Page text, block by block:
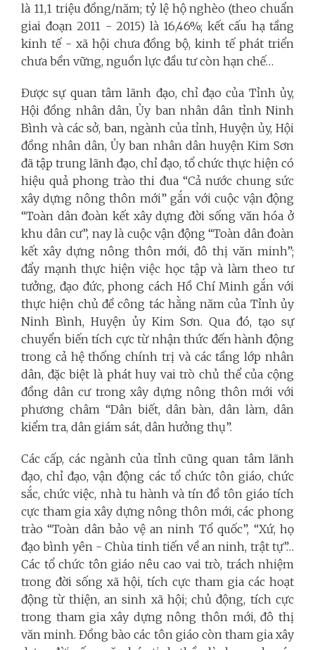
là 11,1 triệu đồng/năm; tỷ lệ hộ nghèo (theo chuẩn
giai đoạn 2011 - 2015) là 16,46%; kết cấu hạ tầng
kinh tế - xã hội chưa đồng bộ, kinh tế phát triển
chưa bền vững, nguồn lực đầu tư còn hạn chế…
Được sự quan tâm lãnh đạo, chỉ đạo của Tỉnh ủy,
Hội đồng nhân dân, Ủy ban nhân dân tỉnh Ninh
Bình và các sở, ban, ngành của tỉnh, Huyện ủy, Hội
đồng nhân dân, Ủy ban nhân dân huyện Kim Sơn
đã tập trung lãnh đạo, chỉ đạo, tổ chức thực hiện có
hiệu quả phong trào thi đua “Cả nước chung sức
xây dựng nông thôn mới” gắn với cuộc vận động
“Toàn dân đoàn kết xây dựng đời sống văn hóa ở
khu dân cư”, nay là cuộc vận động “Toàn dân đoàn
kết xây dựng nông thôn mới, đô thị văn minh”;
đẩy mạnh thực hiện việc học tập và làm theo tư
tưởng, đạo đức, phong cách Hồ Chí Minh gắn với
thực hiện chủ đề công tác hằng năm của Tỉnh ủy
Ninh Bình, Huyện ủy Kim Sơn. Qua đó, tạo sự
chuyển biến tích cực từ nhận thức đến hành động
trong cả hệ thống chính trị và các tầng lớp nhân
dân, đặc biệt là phát huy vai trò chủ thể của cộng
đồng dân cư trong xây dựng nông thôn mới với
phương châm “Dân biết, dân bàn, dân làm, dân
kiểm tra, dân giám sát, dân hưởng thụ”.
Các cấp, các ngành của tỉnh cũng quan tâm lãnh
đạo, chỉ đạo, vận động các tổ chức tôn giáo, chức
sắc, chức việc, nhà tu hành và tín đồ tôn giáo tích
cực tham gia xây dựng nông thôn mới, các phong
trào “Toàn dân bảo vệ an ninh Tổ quốc”, “Xứ, họ
đạo bình yên - Chùa tinh tiến về an ninh, trật tự”…
Các tổ chức tôn giáo nêu cao vai trò, trách nhiệm
trong đời sống xã hội, tích cực tham gia các hoạt
động từ thiện, an sinh xã hội; chủ động, tích cực
trong tham gia xây dựng nông thôn mới, đô thị
văn minh. Đồng bào các tôn giáo còn tham gia xây